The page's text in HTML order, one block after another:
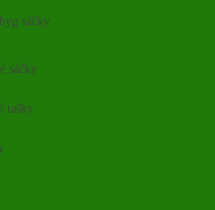
sáčky
sáčky
tašky